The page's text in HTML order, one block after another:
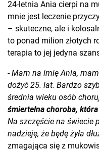
24-letnia Ania cierpi na
mnie jest leczenie
– skuteczne, ale i
to ponad milion złotych
terapia to jej jedyna
-Mam na imię Ania,
dożyć 25. lat. Bardzo
średnia wieku osób
śmiertelna choroba,
Na szczęście na świecie
nadzieję, że będę żyła
zmagająca się z